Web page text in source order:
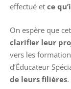
effectué et ce
On espère que
clarifier leur
vers les
d’Éducateur
de leurs filières.